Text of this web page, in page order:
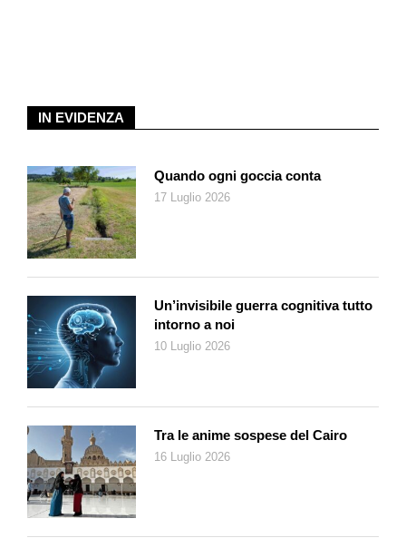
IN EVIDENZA
Quando ogni goccia conta
17 Luglio 2026
Un’invisibile guerra cognitiva tutto
intorno a noi
10 Luglio 2026
Tra le anime sospese del Cairo
16 Luglio 2026